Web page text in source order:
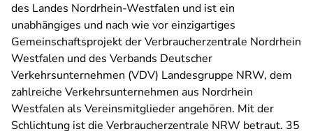
des Landes Nordrhein-Westfalen und ist ein
unabhängiges und nach wie vor einzigartiges
Gemeinschaftsprojekt der Verbraucherzentrale Nordrhein
Westfalen und des Verbands Deutscher
Verkehrsunternehmen (VDV) Landesgruppe NRW, dem
zahlreiche Verkehrsunternehmen aus Nordrhein
Westfalen als Vereinsmitglieder angehören. Mit der
Schlichtung ist die Verbraucherzentrale NRW betraut. 35